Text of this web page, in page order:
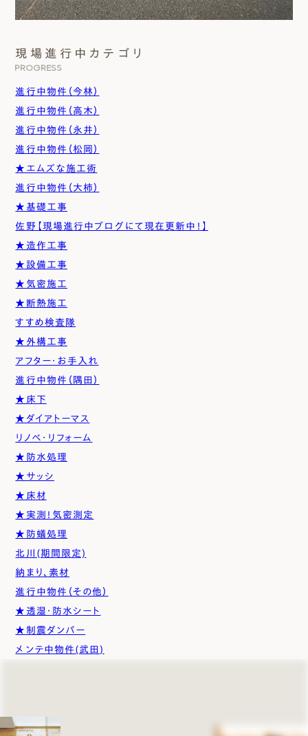
現場進行中カテゴリ
PROGRESS
進行中物件（今林）
進行中物件（高木）
進行中物件（永井）
進行中物件（松岡）
★エムズな施工術
進行中物件（大柿）
★基礎工事
佐野【現場進行中ブログにて現在更新中！】
★造作工事
★設備工事
★気密施工
★断熱施工
すすめ検査隊
★外構工事
アフター・お手入れ
進行中物件（隅田）
★床下
★ダイアトーマス
リノベ・リフォーム
★防水処理
★サッシ
★床材
★実測！気密測定
★防蟻処理
北川(期間限定)
納まり、素材
進行中物件（その他）
★透湿・防水シート
★制震ダンパー
メンテ中物件(武田)